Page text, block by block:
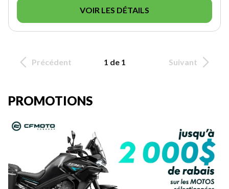
VOIR LES DÉTAILS
Précédent 1 de 1 Suivant
PROMOTIONS